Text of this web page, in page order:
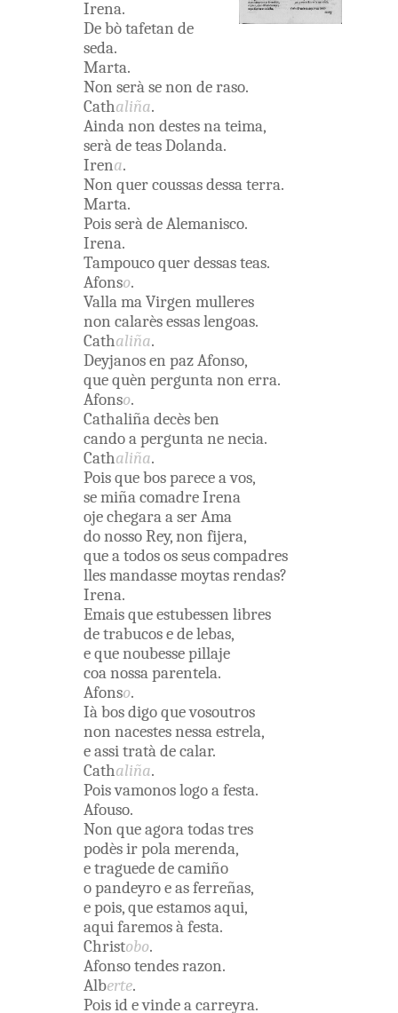
Irena.
Debòtafetan de
seda.
Marta.
Non seràse non deraso.
Cathaliña.
Aindanon destesnateima,
seràdeteasDolanda.
Irena.
Non quercoussasdessaterra.
Marta.
PoisseràdeAlemanisco.
Irena.
Tampoucoquerdessasteas.
Afonso.
Valla maVirgen mulleres
non calarèsessaslengoas.
Cathaliña.
Deyjanosen pazAfonso,
quequèn perguntanon erra.
Afonso.
Cathaliñadecèsben
candoaperguntanenecia.
Cathaliña.
Poisquebospareceavos,
semiñacomadreIrena
ojechegaraaserAma
donossoRey,non fijera,
queatodososseuscompadres
llesmandassemoytasrendas?
Irena.
Emaisqueestubessen libres
detrabucosedelebas,
equenoubessepillaje
coanossaparentela.
Afonso.
Iàbosdigoquevosoutros
non nacestesnessaestrela,
eassitratàdecalar.
Cathaliña.
Poisvamonoslogoafesta.
Afouso.
Non queagoratodastres
podèsirpolamerenda,
etraguededecamiño
opandeyroeasferreñas,
epois,queestamosaqui,
aquifaremosàfesta.
Christobo.
Afonsotendesrazon.
Alberte.
Poisid evindeacarreyra.